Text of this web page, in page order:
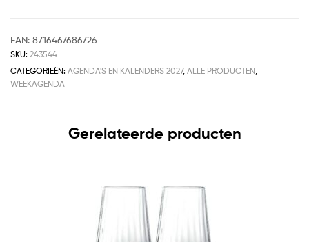
EAN: 8716467686726
SKU: 243544
CATEGORIEËN: AGENDA'S EN KALENDERS 2027, ALLE PRODUCTEN,
WEEKAGENDA
Gerelateerde producten